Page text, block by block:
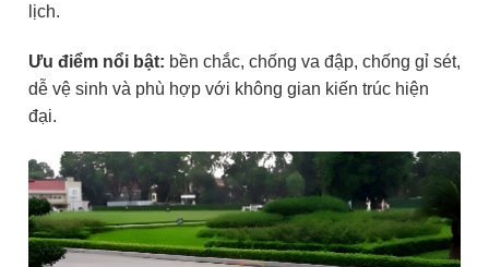
lịch.
Ưu điểm nổi bật: bền chắc, chống va đập, chống gỉ sét,
dễ vệ sinh và phù hợp với không gian kiến trúc hiện
đại.